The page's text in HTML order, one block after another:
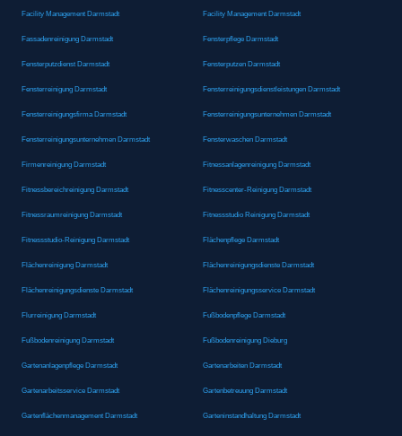
Facility Management Darmstadt Facility Management Darmstadt
Fassadenreinigung Darmstadt Fensterpflege Darmstadt
Fensterputzdienst Darmstadt Fensterputzen Darmstadt
Fensterreinigung Darmstadt Fensterreinigungsdienstleistungen Darmstadt
Fensterreinigungsfirma Darmstadt Fensterreinigungsunternehmen Darmstadt
Fensterreinigungsunternehmen Darmstadt Fensterwaschen Darmstadt
Firmenreinigung Darmstadt Fitnessanlagenreinigung Darmstadt
Fitnessbereichreinigung Darmstadt Fitnesscenter-Reinigung Darmstadt
Fitnessraumreinigung Darmstadt Fitnessstudio Reinigung Darmstadt
Fitnessstudio-Reinigung Darmstadt Flächenpflege Darmstadt
Flächenreinigung Darmstadt Flächenreinigungsdienste Darmstadt
Flächenreinigungsdienste Darmstadt Flächenreinigungsservice Darmstadt
Flurreinigung Darmstadt Fußbodenpflege Darmstadt
Fußbodenreinigung Darmstadt Fußbodenreinigung Dieburg
Gartenanlagenpflege Darmstadt Gartenarbeiten Darmstadt
Gartenarbeitsservice Darmstadt Gartenbetreuung Darmstadt
Gartenflächenmanagement Darmstadt Garteninstandhaltung Darmstadt